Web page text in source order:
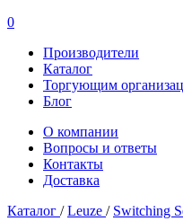
0
Производители
Каталог
Торгующим
Блог
О компании
Вопросы и ответы
Контакты
Доставка
Каталог /Leuze / Switching